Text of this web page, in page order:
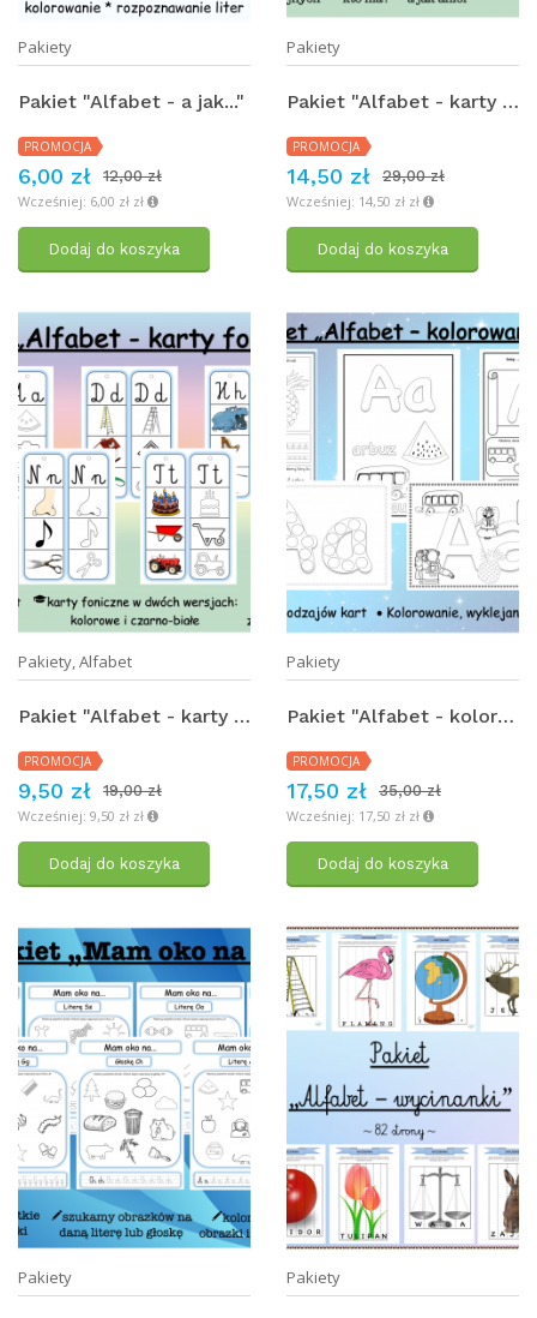
Pakiety
Pakiet "Alfabet - a jak..."
PROMOCJA
6,00 zł
12,00 zł
Wcześniej: 6,00 zł zł
Dodaj do koszyka
Pakiety
Pakiet "Alfabet - karty demonstracyjne"
PROMOCJA
14,50 zł
29,00 zł
Wcześniej: 14,50 zł zł
Dodaj do koszyka
Pakiety,Alfabet
Pakiet "Alfabet - karty foniczne"
PROMOCJA
9,50 zł
19,00 zł
Wcześniej: 9,50 zł zł
Dodaj do koszyka
Pakiety
Pakiet "Alfabet - kolorowanki"
PROMOCJA
17,50 zł
35,00 zł
Wcześniej: 17,50 zł zł
Dodaj do koszyka
Pakiety Pakiety